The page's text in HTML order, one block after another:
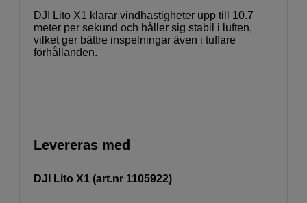
DJI Lito X1 klarar vindhastigheter upp till 10.7
meter per sekund och håller sig stabil i luften,
vilket ger bättre inspelningar även i tuffare
förhållanden.
Levereras med
DJI Lito X1 (art.nr 1105922)